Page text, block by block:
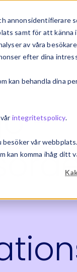
annonsidentifierare
samt för att
av våra
efter dina
kan behandla dina
integritetspolicy.
vår
kan komma ihåg ditt
Vårt erbjudande
-